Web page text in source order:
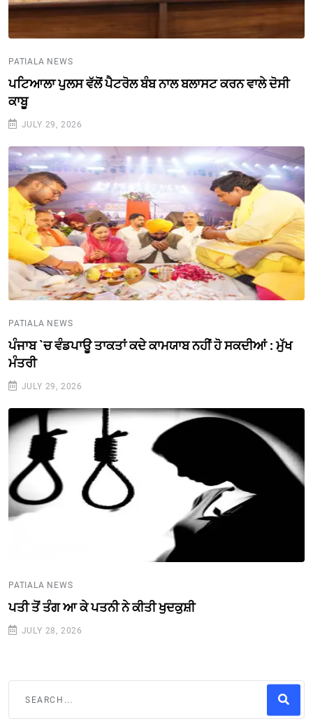
PATIALA NEWS
ਪਟਿਆਲਾ ਪੁਲਸ ਵੱਲੋਂ ਪੈਟਰੋਲ ਬੰਬ ਨਾਲ ਬਲਾਸਟ ਕਰਨ ਵਾਲੇ ਦੋਸੀ
ਕਾਬੂ
JULY 29, 2026
PATIALA NEWS
ਪੰਜਾਬ `ਚ ਵੰਡਪਾਊ ਤਾਕਤਾਂ ਕਦੇ ਕਾਮਯਾਬ ਨਹੀਂ ਹੋ ਸਕਦੀਆਂ : ਮੁੱਖ
ਮੰਤਰੀ
JULY 29, 2026
PATIALA NEWS
ਪਤੀ ਤੋਂ ਤੰਗ ਆ ਕੇ ਪਤਨੀ ਨੇ ਕੀਤੀ ਖੁਦਕੁਸ਼ੀ
JULY 28, 2026